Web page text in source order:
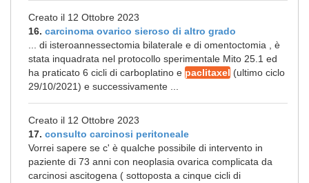
Creato il 12 Ottobre 2023
16. carcinoma ovarico sieroso di altro grado
... di isteroannessectomia bilaterale e di omentoctomia , è
stata inquadrata nel protocollo sperimentale Mito 25.1 ed
ha praticato 6 cicli di carboplatino e paclitaxel (ultimo ciclo
29/10/2021) e successivamente ...
Creato il 12 Ottobre 2023
17. consulto carcinosi peritoneale
Vorrei sapere se c' è qualche possibile di intervento in
paziente di 73 anni con neoplasia ovarica complicata da
carcinosi ascitogena ( sottoposta a cinque cicli di